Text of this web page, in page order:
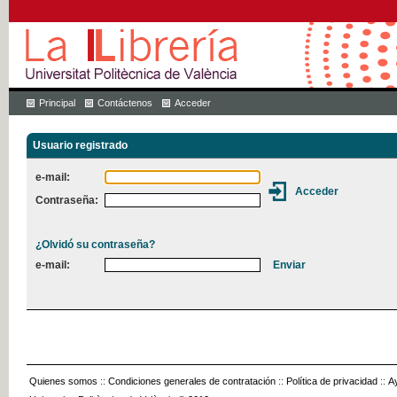
Principal Contáctenos Acceder
Usuario registrado
e-mail:
Contraseña:
¿Olvidó su contraseña?
e-mail:
Quienes somos :: Condiciones generales de contratación :: Política de privacidad ::